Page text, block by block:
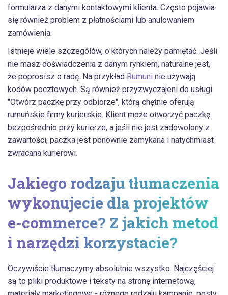
formularza z danymi kontaktowymi klienta. Często pojawia
się również problem z płatnościami lub anulowaniem
zamówienia.
Istnieje wiele szczegółów, o których należy pamiętać. Jeśli
nie masz doświadczenia z danym rynkiem, naturalne jest,
że poprosisz o radę. Na przykład Rumuni nie używają
kodów pocztowych. Są również przyzwyczajeni do usługi
"Otwórz paczkę przy odbiorze", którą chętnie oferują
rumuńskie firmy kurierskie. Klient może otworzyć paczkę
bezpośrednio przy kurierze, a jeśli nie jest zadowolony z
zawartości, paczka jest ponownie zamykana i natychmiast
zwracana kurierowi.
Jakiego rodzaju tłumaczenia
wykonujecie dla projektów
e-commerce? Z jakich metod
i narzędzi korzystacie?
Oczywiście tłumaczymy absolutnie wszystko. Najczęściej
są to pliki produktowe i teksty na stronę internetową,